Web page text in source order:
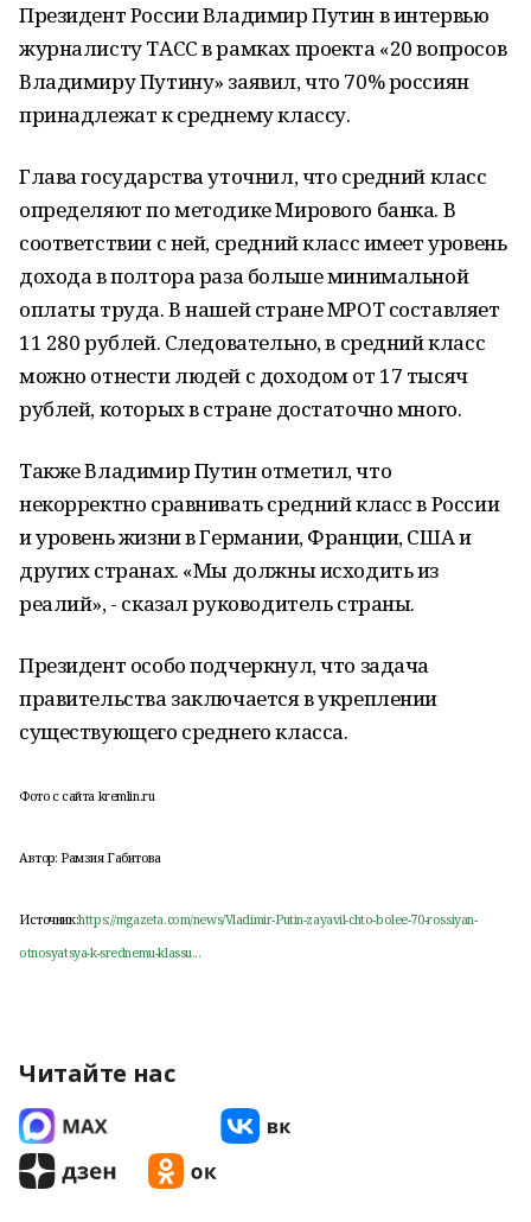
Президент России Владимир Путин в интервью
журналисту ТАСС в рамках проекта «20 вопросов
Владимиру Путину» заявил, что 70% россиян
принадлежат к среднему классу.
Глава государства уточнил, что средний класс
определяют по методике Мирового банка. В
соответствии с ней, средний класс имеет уровень
дохода в полтора раза больше минимальной
оплаты труда. В нашей стране МРОТ составляет
11 280 рублей. Следовательно, в средний класс
можно отнести людей с доходом от 17 тысяч
рублей, которых в стране достаточно много.
Также Владимир Путин отметил, что
некорректно сравнивать средний класс в России
и уровень жизни в Германии, Франции, США и
других странах. «Мы должны исходить из
реалий», - сказал руководитель страны.
Президент особо подчеркнул, что задача
правительства заключается в укреплении
существующего среднего класса.
Фото с сайта kremlin.ru
Автор: Рамзия Габитова
Источник:https://mgazeta.com/news/Vladimir-Putin-zayavil-chto-bolee-70-rossiyan-
otnosyatsya-k-srednemu-klassu...
Читайте нас